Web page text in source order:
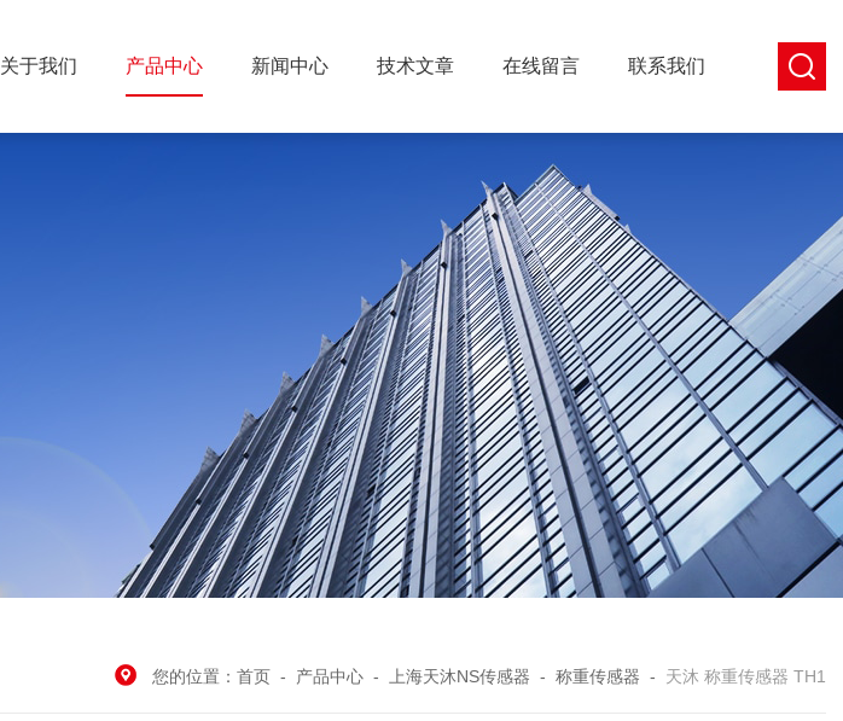
关于我们 产品中心 新闻中心 技术文章 在线留言 联系我们
您的位置： 首页 - 产品中心 - 上海天沐NS传感器 - 称重传感器 - 天沐 称重传感器 TH1